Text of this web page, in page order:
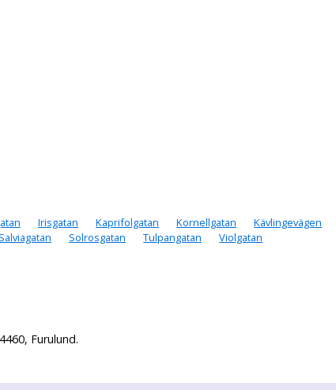
Irisgatan Kaprifolgatan Kornellgatan Kävlingevägen
Salviagatan Solrosgatan Tulpangatan Violgatan
Furulund.